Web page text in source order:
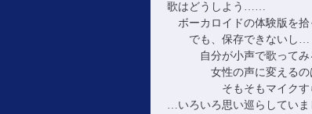
歌はどうしよう……
ボーカロイドの体験版を
でも、保存できないし…
自分が小声で歌ってみ
女性の声に変えるの
そもそもマイクすら
…いろいろ思い巡らしていま